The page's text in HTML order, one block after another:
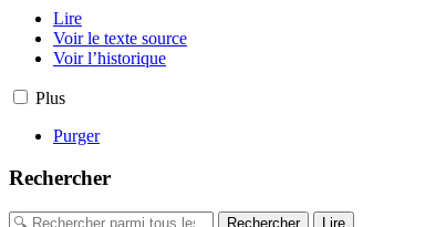
Lire
Voir le texte source
Voir l’historique
Plus
Purger
Rechercher